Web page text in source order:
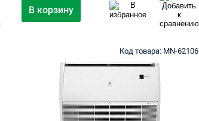
В корзину
Код товара: MN-62106